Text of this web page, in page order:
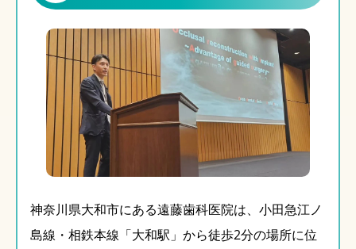
神奈川県大和市にある遠藤歯科医院は、小田急江ノ
島線・相鉄本線「大和駅」から徒歩2分の場所に位